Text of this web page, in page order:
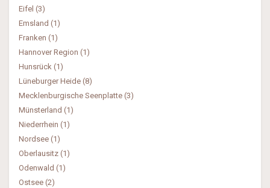
Eifel (3)
Emsland (1)
Franken (1)
Hannover Region (1)
Hunsrück (1)
Lüneburger Heide (8)
Mecklenburgische Seenplatte (3)
Münsterland (1)
Niederrhein (1)
Nordsee (1)
Oberlausitz (1)
Odenwald (1)
Ostsee (2)